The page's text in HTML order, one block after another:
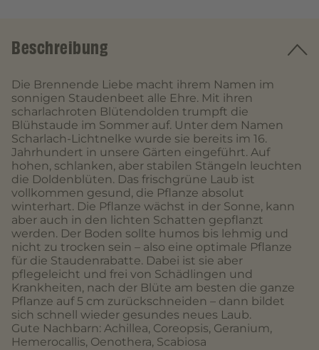
Beschreibung
Die Brennende Liebe macht ihrem Namen im
sonnigen Staudenbeet alle Ehre. Mit ihren
scharlachroten Blütendolden trumpft die
Blühstaude im Sommer auf. Unter dem Namen
Scharlach-Lichtnelke wurde sie bereits im 16.
Jahrhundert in unsere Gärten eingeführt. Auf
hohen, schlanken, aber stabilen Stängeln leuchten
die Doldenblüten. Das frischgrüne Laub ist
vollkommen gesund, die Pflanze absolut
winterhart. Die Pflanze wächst in der Sonne, kann
aber auch in den lichten Schatten gepflanzt
werden. Der Boden sollte humos bis lehmig und
nicht zu trocken sein – also eine optimale Pflanze
für die Staudenrabatte. Dabei ist sie aber
pflegeleicht und frei von Schädlingen und
Krankheiten, nach der Blüte am besten die ganze
Pflanze auf 5 cm zurückschneiden – dann bildet
sich schnell wieder gesundes neues Laub.
Gute Nachbarn: Achillea, Coreopsis, Geranium,
Hemerocallis, Oenothera, Scabiosa